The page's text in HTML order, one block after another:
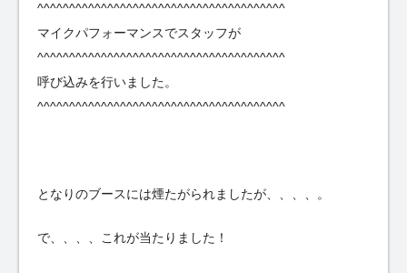
^^^^^^^^^^^^^^^^^^^^^^^^^^^^^^^^^^^^^^^
マイクパフォーマンスでスタッフが
^^^^^^^^^^^^^^^^^^^^^^^^^^^^^^^^^^^^^^^
呼び込みを行いました。
^^^^^^^^^^^^^^^^^^^^^^^^^^^^^^^^^^^^^^^
となりのブースには煙たがられましたが、、、、。
で、、、、これが当たりました！